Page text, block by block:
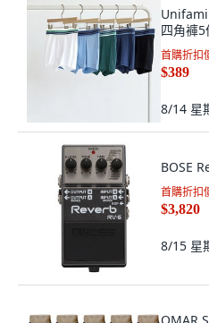
四角褲5
首購折扣
$389
8/14 星
BOSE
首購折扣
$3,820
8/15 星